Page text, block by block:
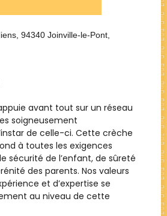
94340 Joinville-le-Pont,
avant tout sur un réseau
soigneusement
de celle-ci. Cette crèche
à toutes les exigences
sécurité de l’enfant, de sûreté
des parents. Nos valeurs
et d’expertise se
au niveau de cette